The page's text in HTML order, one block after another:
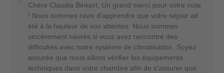
Chère Claudia Binkert, Un grand merci pour votre note
! Nous sommes ravis d'apprendre que votre séjour ait
été à la hauteur de vos attentes. Nous sommes
sincèrement navrés si vous avez rencontré des
difficultés avec notre système de climatisation. Soyez
assurée que nous allons vérifier les équipements
techniques dans votre chambre afin de s'assurer que